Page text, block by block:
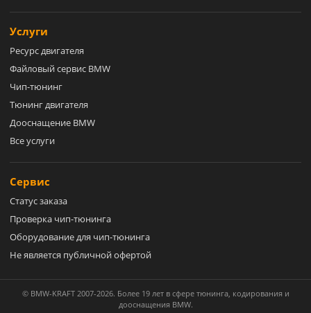
Услуги
Ресурс двигателя
Файловый сервис BMW
Чип-тюнинг
Тюнинг двигателя
Дооснащение BMW
Все услуги
Сервис
Статус заказа
Проверка чип-тюнинга
Оборудование для чип-тюнинга
Не является публичной офертой
© BMW-KRAFT 2007-2026. Более 19 лет в сфере тюнинга, кодирования и
дооснащения BMW.